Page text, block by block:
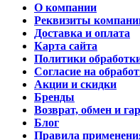
О компании
Реквизиты
Доставка и оплата
Карта сайта
Политики
Согласие на
Акции и скидки
Бренды
Возврат, обмен и
Блог
Правила